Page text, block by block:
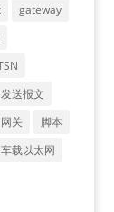
gateway
发送报文
网关
脚本
车载以太网